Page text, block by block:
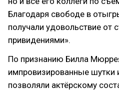
Благодаря свободе в
получали удовольствие от
привидениями».
По признанию Билла
импровизированные
позволяли актёрскому